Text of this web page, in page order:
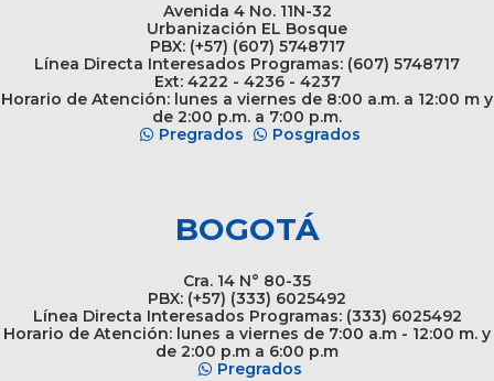
Avenida 4 No. 11N-32
Urbanización EL Bosque
PBX: (+57) (607) 5748717
Línea Directa Interesados Programas: (607) 5748717
Ext: 4222 - 4236 - 4237
Horario de Atención: lunes a viernes de 8:00 a.m. a 12:00 m y
de 2:00 p.m. a 7:00 p.m.
Pregrados
Posgrados
BOGOTÁ
Cra. 14 N° 80-35
PBX: (+57) (333) 6025492
Línea Directa Interesados Programas: (333) 6025492
Horario de Atención: lunes a viernes de 7:00 a.m - 12:00 m. y
de 2:00 p.m a 6:00 p.m
Pregrados